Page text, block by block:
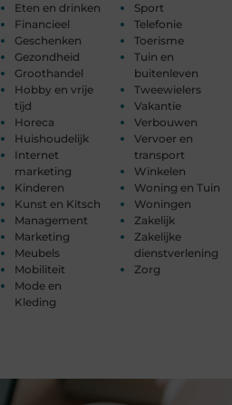
Eten en drinken
Financieel
Geschenken
Gezondheid
Groothandel
Hobby en vrije
tijd
Horeca
Huishoudelijk
Internet
marketing
Kinderen
Kunst en Kitsch
Management
Marketing
Meubels
Mobiliteit
Mode en
Kleding
Sport
Telefonie
Toerisme
Tuin en
buitenleven
Tweewielers
Vakantie
Verbouwen
Vervoer en
transport
Winkelen
Woning en Tuin
Woningen
Zakelijk
Zakelijke
dienstverlening
Zorg